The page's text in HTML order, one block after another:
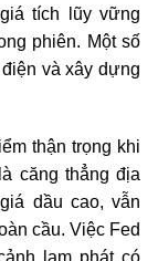
tích lũy vững
phiên. Một số
và xây dựng
thận trọng khi
căng thẳng địa
dầu cao, vẫn
cầu. Việc Fed
lạm phát có